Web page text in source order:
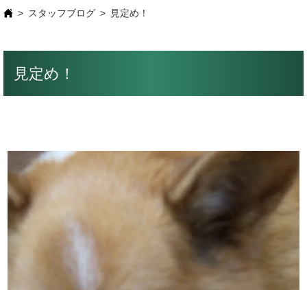
スタッフブログ 見定め！
見定め！